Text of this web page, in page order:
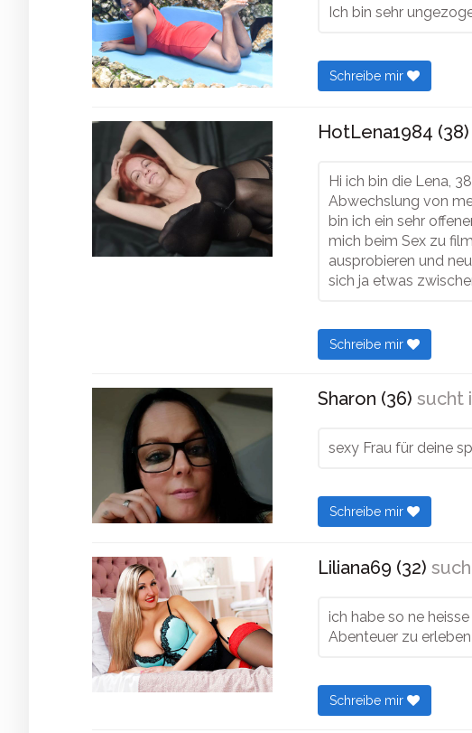
Ich bin sehr
Schreibe mir
HotLena1984 (38)
Hi ich bin die Lena,
Abwechslung von
bin ich ein sehr
mich beim Sex zu
ausprobieren und
sich ja etwas
Schreibe mir
Sharon (36) sucht
sexy Frau für deine
Schreibe mir
Liliana69 (32)
ich habe so ne
Abenteuer zu erleben
Schreibe mir